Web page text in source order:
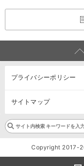
プライバシーポリシー
サイトマップ
Copyright 2017-